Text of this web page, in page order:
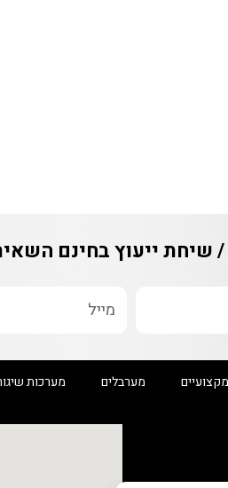
ייעוץ בחינםהשאירו
מערבלים מערכות שיגור אבקות